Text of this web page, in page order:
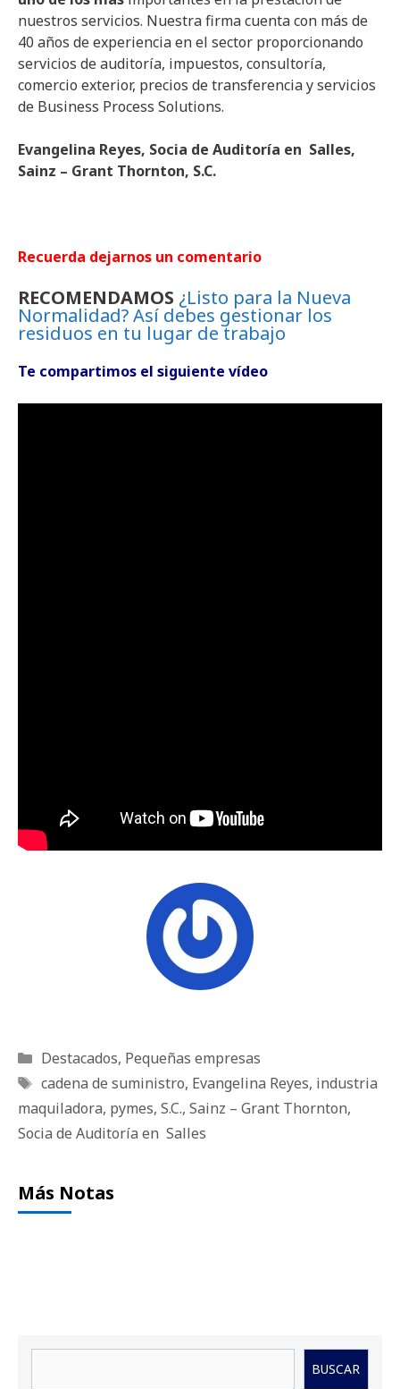
nuestros servicios. Nuestra firma cuenta con más de
40 años de experiencia en el sector proporcionando
servicios de auditoría, impuestos, consultoría,
comercio exterior, precios de transferencia y servicios
de Business Process Solutions.
Evangelina Reyes, Socia de Auditoría en Salles,
Sainz – Grant Thornton, S.C.
Recuerda dejarnos un comentario
RECOMENDAMOS ¿Listo para la Nueva
Normalidad? Así debes gestionar los
residuos en tu lugar de trabajo
Te compartimos el siguiente vídeo
Categorías
Destacados, Pequeñas empresas
Etiquetas
cadena de suministro, Evangelina Reyes, industria
maquiladora, pymes, S.C., Sainz – Grant Thornton,
Socia de Auditoría en Salles
Más Notas
BUSCAR